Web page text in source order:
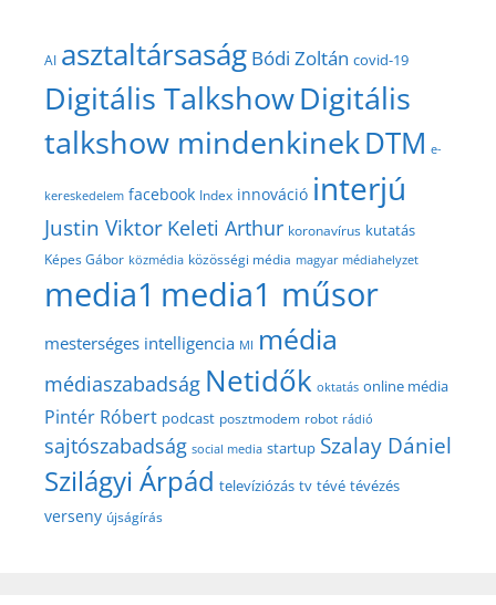
AI asztaltársaság Bódi Zoltán covid-19
Digitális TalkshowDigitális
talkshow mindenkinekDTM e-
kereskedelem facebook Index innováció interjú
Justin Viktor Keleti Arthur koronavírus kutatás
Képes Gábor közmédia közösségi média magyar médiahelyzet
media1 media1 műsor
mesterséges intelligencia MI média
médiaszabadság Netidők oktatás online média
Pintér Róbert podcast posztmodem robot rádió
sajtószabadság social media startup Szalay Dániel
Szilágyi Árpád televíziózás tv tévé tévézés
verseny újságírás